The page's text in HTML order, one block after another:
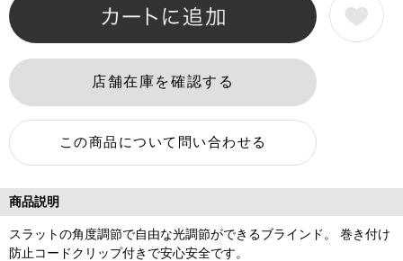
商品説明
スラットの角度調節で自由な光調節ができるブラインド。 巻き付け
防止コードクリップ付きで安心安全です。